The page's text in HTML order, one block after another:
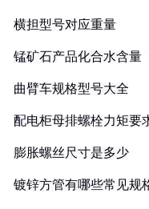
横担型号对应重量
锰矿石产品化合水含量
曲臂车规格型号大全
配电柜母排螺栓力矩要
膨胀螺丝尺寸是多少
镀锌方管有哪些常见规